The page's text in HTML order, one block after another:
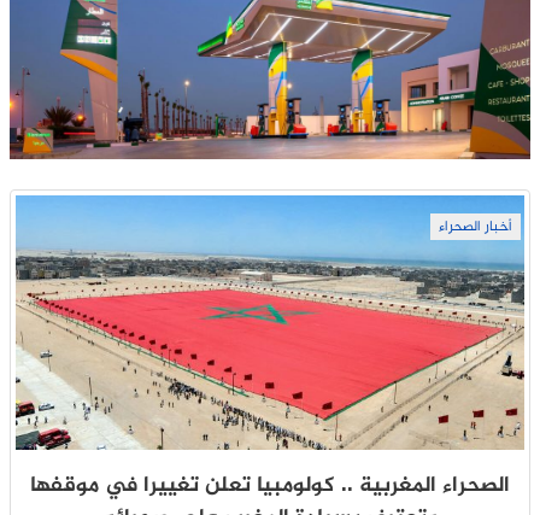
أخبار الصحراء
الصحراء المغربية .. كولومبيا تعلن تغييرا في موقفها